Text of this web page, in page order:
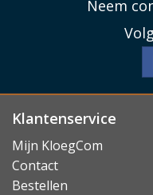
Neem
Klantenservice
Mijn KloegCom
Contact
Bestellen